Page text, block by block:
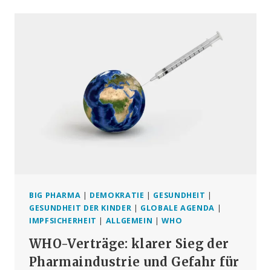
TERRORORGANISATION
BIG PHARMA | DEMOKRATIE | GESUNDHEIT |
GESUNDHEIT DER KINDER | GLOBALE AGENDA |
IMPFSICHERHEIT | ALLGEMEIN |WHO
WHO-Verträge: klarer Sieg der
Pharmaindustrie und Gefahr für